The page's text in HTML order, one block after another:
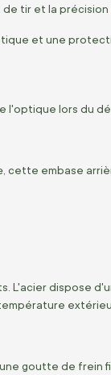
tir et la
et une
l'optique lors du
, cette embase
L'acier dispose
goutte de frein